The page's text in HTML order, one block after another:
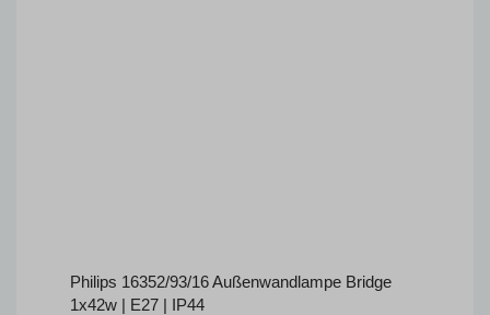
Philips 16352/93/16 Außenwandlampe Bridge
1x42w | E27 | IP44